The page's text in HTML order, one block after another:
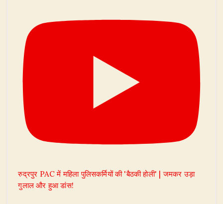
रुद्रपुर PAC में महिला पुलिसकर्मियों की 'बैठकी होली' | जमकर उड़ा
गुलाल और हुआ डांस!